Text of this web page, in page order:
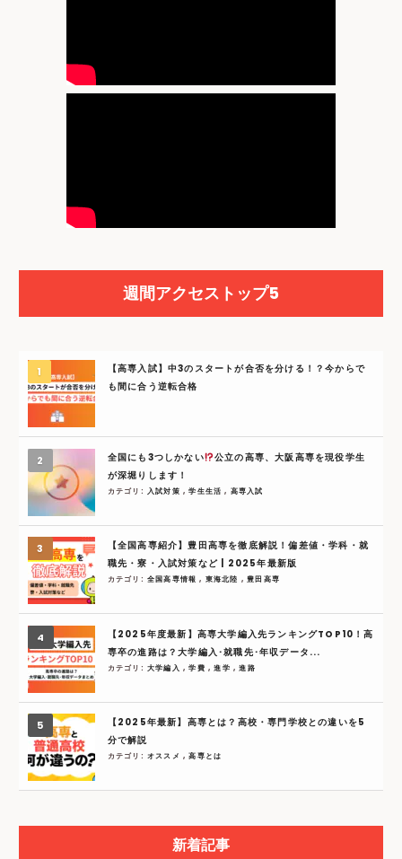
週間アクセストップ5
【高専入試】中3のスタートが合否を分ける！？今からで
も間に合う逆転合格
全国にも3つしかない
公立の高専、大阪高専を現役学生
が深堀りします！
カテゴリ: 入試対策 ,学生生活, 高専入試
【全国高専紹介】豊田高専を徹底解説！偏差値・学科・就
職先・寮・入試対策など | 2025年最新版
カテゴリ: 全国高専情報, 東海北陸 ,豊田高専
【2025年度最新】高専大学編入先ランキングTOP10！高
専卒の進路は？大学編入･就職先･年収データ...
カテゴリ: 大学編入 ,学費 ,進学 ,進路
【2025年最新】高専とは？高校・専門学校との違いを5
分で解説
カテゴリ: オススメ ,高専とは
新着記事